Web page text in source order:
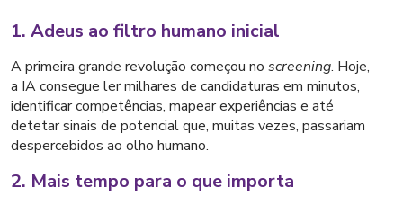
1. Adeus ao filtro humano inicial
A primeira grande revolução começou no screening. Hoje,
a IA consegue ler milhares de candidaturas em minutos,
identificar competências, mapear experiências e até
detetar sinais de potencial que, muitas vezes, passariam
despercebidos ao olho humano.
2. Mais tempo para o que importa